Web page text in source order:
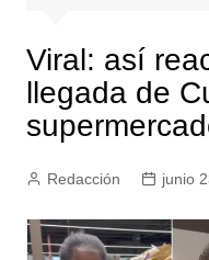
Viral: así
llegada de
Redacción junio